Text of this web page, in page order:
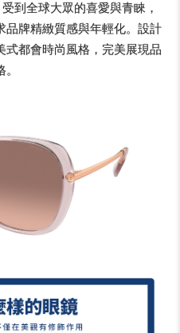
到全球大眾的喜愛與青睞，
品牌精緻質感與年輕化。設計
式都會時尚風格，完美展現品